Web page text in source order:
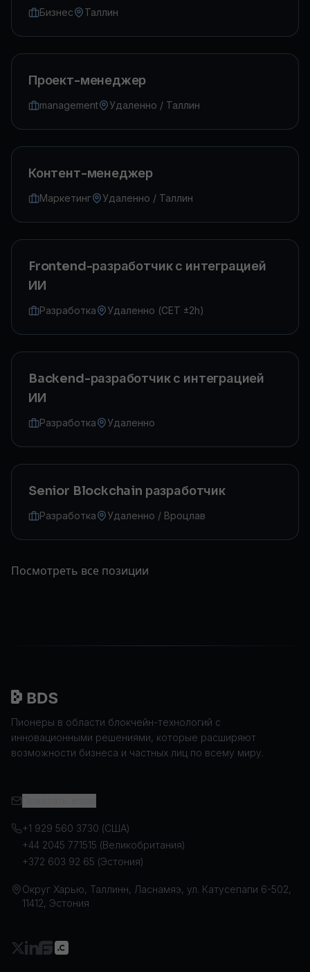
Бизнес Таллин
Проект-менеджер
management Удаленно / Таллин
Контент-менеджер
Маркетинг Удаленно / Таллин
Frontend-разработчик с интеграцией
ИИ
Разработка Удаленно (CET ±2h)
Backend-разработчик с интеграцией
ИИ
Разработка Удаленно
Senior Blockchain разработчик
Разработка Удаленно / Вроцлав
Посмотреть все позиции
Пионеры в области блокчейн-технологий с
инновационными решениями, которые расширяют
возможности бизнеса и частных лиц по всему миру.
+1 929 560 3730 (США)
+44 2045 771515 (Великобритания)
+372 603 92 65 (Эстония)
Округ Харью, Таллинн, Ласнамяэ, ул. Катусепапи 6-502,
11412, Эстония